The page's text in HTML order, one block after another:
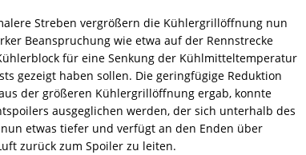
Streben vergrößern die Kühlergrillöffnung nun
Beanspruchung wie etwa auf der Rennstrecke
für eine Senkung der Kühlmitteltemperatur
gezeigt haben sollen. Die geringfügige Reduktion
der größeren Kühlergrillöffnung ergab, konnte
ausgeglichen werden, der sich unterhalb des
etwas tiefer und verfügt an den Enden über
zurück zum Spoiler zu leiten.